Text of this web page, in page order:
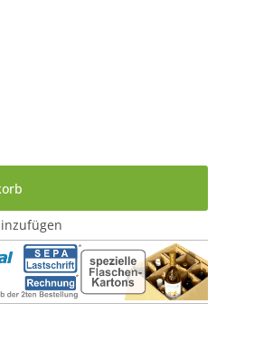
Wert ein oder